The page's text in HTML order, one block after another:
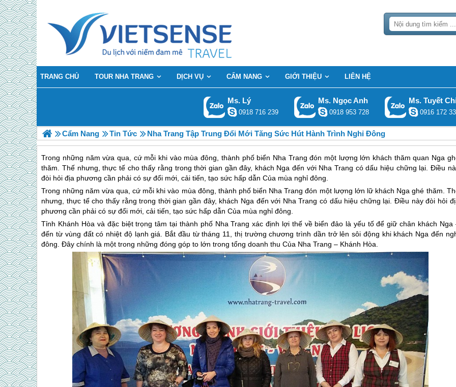
TRANG CHỦ TOUR NHA TRANG DỊCH VỤ CẨM NANG GIỚI THIỆU LIÊN HỆ
Ms. Lý
0918 716 239
Ms. Ngọc Anh
0918 953 728
Ms. Tuyết
0916 172
Cẩm Nang Tin Tức Nha Trang Tập Trung Đổi Mới Tăng Sức Hút Hành Trình Nghỉ Đông
Trong những năm vừa qua, cứ mỗi khi vào mùa đông, thành phố biển Nha Trang đón một lượng lớn khách thăm quan Nga
thăm. Thế nhưng, thực tế cho thấy rằng trong thời gian gần đây, khách Nga đến với Nha Trang có dấu hiệu chững lại. Điều
đòi hỏi địa phương cần phải có sự đổi mới, cải tiến, tạo sức hấp dẫn Của mùa nghỉ đông.
Trong những năm vừa qua, cứ mỗi khi vào mùa đông, thành phố biển Nha Trang đón một lượng lớn lữ khách Nga ghé thăm.
nhưng, thực tế cho thấy rằng trong thời gian gần đây, khách Nga đến với Nha Trang có dấu hiệu chững lại. Điều này đòi hỏi
phương cần phải có sự đổi mới, cải tiến, tạo sức hấp dẫn Của mùa nghỉ đông.
Tỉnh Khánh Hòa và đặc biệt trọng tâm tại thành phố Nha Trang xác định lợi thế về biển đảo là yếu tố để giữ chân khách Nga
đến từ vùng đất có nhiệt độ lạnh giá. Bắt đầu từ tháng 11, thị trường chương trình dần trở lên sôi động khi khách Nga đến
đông. Đây chính là một trong những đóng góp to lớn trong tổng doanh thu Của Nha Trang – Khánh Hòa.